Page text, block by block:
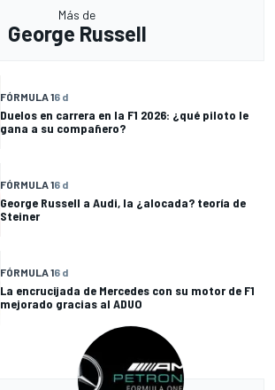
Más de
George Russell
FÓRMULA 16 d
Duelos en carrera en la F1 2026: ¿qué piloto le
gana a su compañero?
FÓRMULA 16 d
George Russell a Audi, la ¿alocada? teoría de
Steiner
FÓRMULA 16 d
La encrucijada de Mercedes con su motor de F1
mejorado gracias al ADUO